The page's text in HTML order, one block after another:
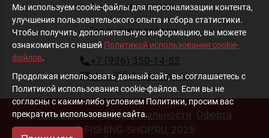
Оплата и доставка
Гарантия и сервис
+7 (926) 350-14-52
shop@fishing-shop.ru
Политика конфиденциальности Оферта
© FISHING-SHOP.RU, 2025
Мы используем cookie-файлы для персонализации контента,
улучшения пользовательского опыта и сбора статистики.
Чтобы получить дополнительную информацию, вы можете
ознакомиться с нашей Политикой использования cookie-
файлов.
Продолжая использовать данный сайт, вы соглашаетесь с
Политикой использования cookie-файлов. Если вы не
согласны с каким-либо условием Политики, просим вас
прекратить использование сайта.